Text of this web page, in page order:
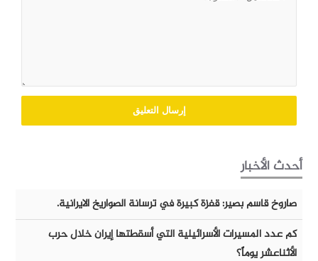
أحدث الأخبار
صاروخ قاسم بصير: قفزة كبيرة في ترسانة الصواريخ الايرانية.
كم عدد المسيرات الأسرائيلية التي أسقطتها إيران خلال حرب
الأثناعشر يوماً؟